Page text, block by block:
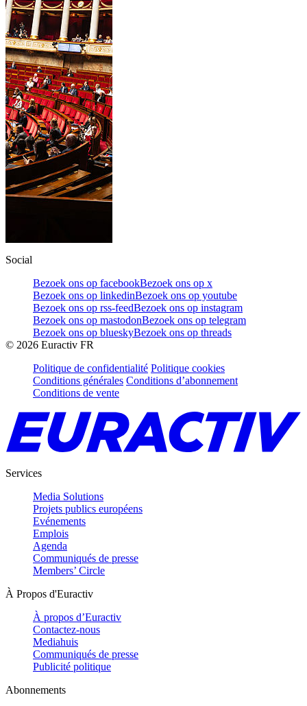
Social
Bezoek ons op facebookBezoek ons op x
Bezoek ons op linkedinBezoek ons op youtube
Bezoek ons op rss-feedBezoek ons op instagram
Bezoek ons op mastodonBezoek ons op telegram
Bezoek ons op blueskyBezoek ons op threads
© 2026 Euractiv FR
Politique de confidentialité Politique cookies
Conditions générales Conditions d’abonnement
Conditions de vente
Services
Media Solutions
Projets publics européens
Evénements
Emplois
Agenda
Communiqués de presse
Members’ Circle
À Propos d'Euractiv
À propos d’Euractiv
Contactez-nous
Mediahuis
Communiqués de presse
Publicité politique
Abonnements